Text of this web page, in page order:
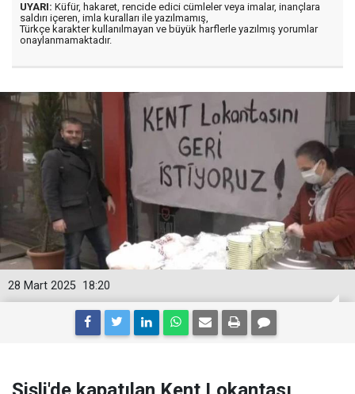
UYARI: Küfür, hakaret, rencide edici cümleler veya imalar, inançlara
saldırı içeren, imla kuralları ile yazılmamış,
Türkçe karakter kullanılmayan ve büyük harflerle yazılmış yorumlar
onaylanmamaktadır.
18:20
28 Mart 2025